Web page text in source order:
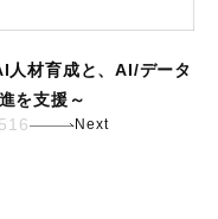
材育成と、AI/データ
を支援～
16 Next